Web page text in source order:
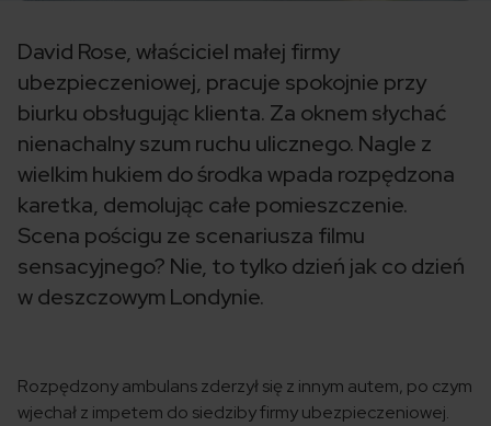
David Rose, właściciel małej firmy
ubezpieczeniowej, pracuje spokojnie przy
biurku obsługując klienta. Za oknem słychać
nienachalny szum ruchu ulicznego. Nagle z
wielkim hukiem do środka wpada rozpędzona
karetka, demolując całe pomieszczenie.
Scena pościgu ze scenariusza filmu
sensacyjnego? Nie, to tylko dzień jak co dzień
w deszczowym Londynie.
Rozpędzony ambulans zderzył się z innym autem, po czym
wjechał z impetem do siedziby firmy ubezpieczeniowej.